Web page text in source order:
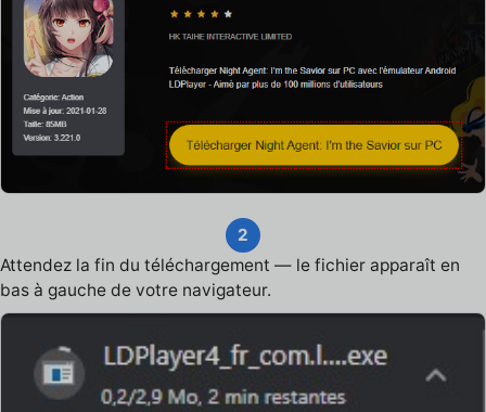
2
Attendez la fin du téléchargement — le fichier apparaît en
bas à gauche de votre navigateur.